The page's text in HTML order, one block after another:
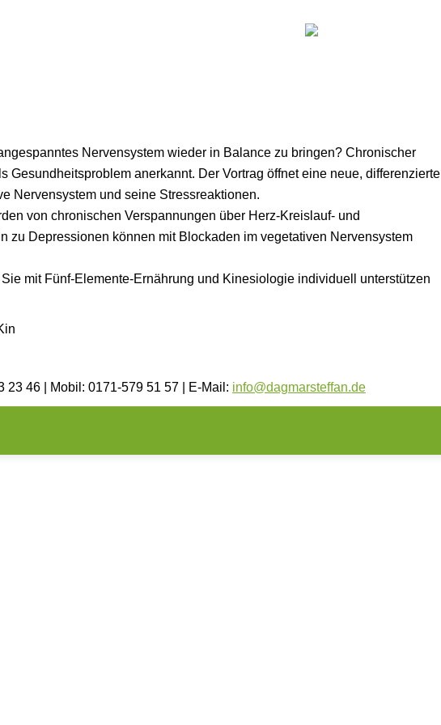
Nervensystem wieder in Balance zu bringen? Chronischer
Gesundheitsproblem anerkannt. Der Vortrag öffnet eine neue, differenzierte
Nervensystem und seine Stressreaktionen.
von chronischen Verspannungen über Herz-Kreislauf- und
zu Depressionen können mit Blockaden im vegetativen Nervensystem
Sie mit Fünf-Elemente-Ernährung und Kinesiologie individuell unterstützen
23 46 | Mobil: 0171-579 51 57 | E-Mail: info@dagmarsteffan.de